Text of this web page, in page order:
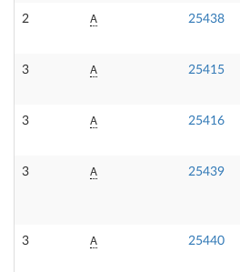
2 A 25438
3 A 25415
3 A 25416
3 A 25439
3 A 25440